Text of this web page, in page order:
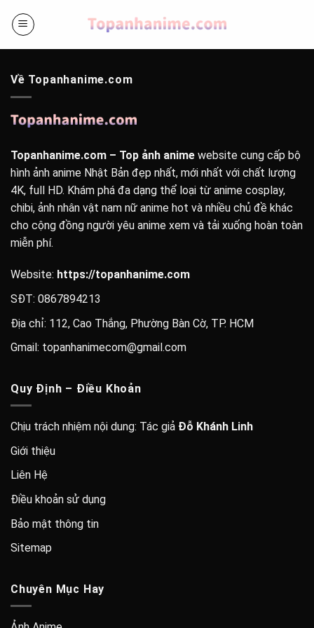
qua
Về Topanhanime.com
Topanhanime.com – Top ảnh anime website cung cấp bộ
hình ảnh anime Nhật Bản đẹp nhất, mới nhất với chất lượng
4K, full HD. Khám phá đa dạng thể loại từ anime cosplay,
chibi, ảnh nhân vật nam nữ anime hot và nhiều chủ đề khác
cho cộng đồng người yêu anime xem và tải xuống hoàn toàn
miễn phí.
Website: https://topanhanime.com
SĐT: 0867894213
Địa chỉ: 112, Cao Thắng, Phường Bàn Cờ, TP. HCM
Gmail: topanhanimecom@gmail.com
Quy Định – Điều Khoản
Chịu trách nhiệm nội dung: Tác giả Đỗ Khánh Linh
Giới thiệu
Liên Hệ
Điều khoản sử dụng
Bảo mật thông tin
Sitemap
Chuyên Mục Hay